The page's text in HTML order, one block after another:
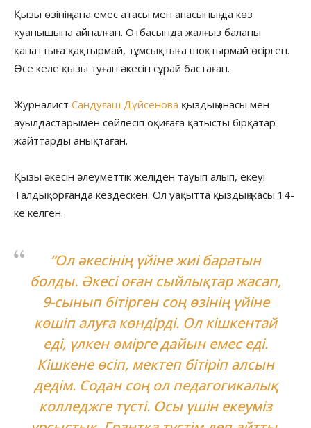
Қызы өзінің ғана емес атасы мен апасының да көз
қуанышына айналған. Отбасында жалғыз баланы
қанаттыға қақтырмай, тұмсықтыға шоқтырмай өсірген.
Өсе келе қызы туған әкесін сұрай бастаған.
Журналист Сандуғаш Дүйсенова қыздың анасы мен
ауылдастарымен сөйлесіп оқиғаға қатысты бірқатар
жайттарды анықтаған.
Қызы әкесін әлеуметтік желіден тауып алып, екеуі
Талдықорғанда кездескен. Ол уақытта қыздың жасы 14-
ке келген.
“Ол әкесінің үйіне жиі баратын
болды. Әкесі оған сыйлықтар жасап,
9-сынып бітірген соң өзінің үйіне
көшіп алуға көндірді. Ол кішкентай
еді, үлкен өмірге дайын емес еді.
Кішкене өсіп, мектеп бітіріп алсын
дедім. Содан соң ол педагогикалық
колледжге түсті. Осы үшін екеуміз